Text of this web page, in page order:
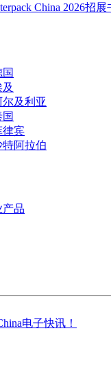
China 2026招展
国
尔及利亚
国
律宾
特阿拉伯
产品
电子快讯！